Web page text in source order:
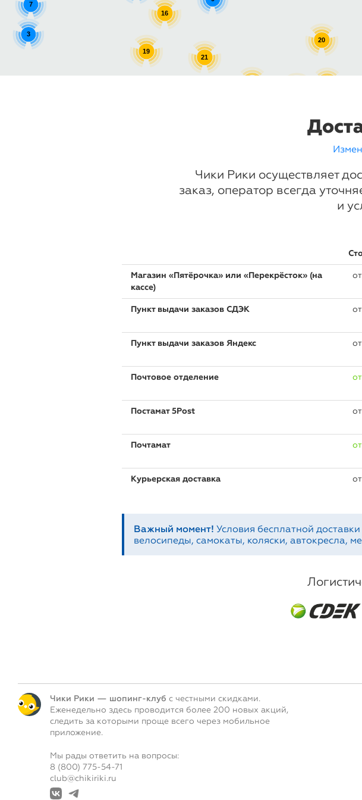
19
20
21
3
16
7
Чики Рики осуществляет
заказ, оператор всегда
и
Магазин «Пятёрочка» или «Перекрёсток» (на
кассе)
Пункт выдачи заказов СДЭК
Пункт выдачи заказов Яндекс
Почтовое отделение
Постамат 5Post
Почтамат
Курьерская доставка
Важный момент! Условия бесплатной
велосипеды, самокаты, коляски, автокресла,
Чики Рики — шопинг-клуб с честными скидками.
Еженедельно здесь проводится более 200 новых акций,
следить за которыми проще всего через мобильное
приложение.
Мы рады ответить на вопросы:
8 (800) 775-54-71
club@chikiriki.ru